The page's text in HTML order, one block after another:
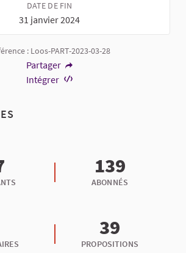
DATE DE FIN
31 janvier 2024
: Loos-PART-2023-03-28
Partager
Intégrer
139
ABONNÉS
39
PROPOSITIONS